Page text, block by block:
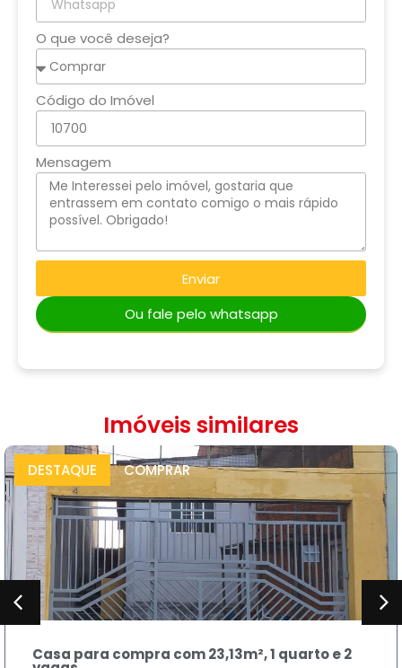
O que você deseja?
Código do Imóvel
Mensagem
Enviar
Ou fale pelo whatsapp
Imóveis similares
e 2
DESTAQUE COMPRAR
Sobrado para compra 230m² , 3